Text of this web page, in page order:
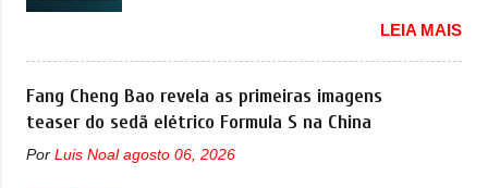
chegada do motor T200, que estreou nos
irmãos Pulse e Fastback. "A Fiat Strada é
mais do que uma picape, é uma verdadeira
revolução no mercado automotivo. Há alguns
anos era improvável pensar que uma picape
revelou as primeiras imagens teaser de uma
mudança visual para um dos seus menores
sedãs elétricos na China, pertencente à linha
Ocean. Trata-se do Seal 06 EV, lançado no
de um ano. O modelo agora passará a ser
LEIA MAIS
Fang Cheng Bao revela as primeiras imagens
teaser do sedã elétrico Formula S na China
Por Luis Noal agosto 06, 2026